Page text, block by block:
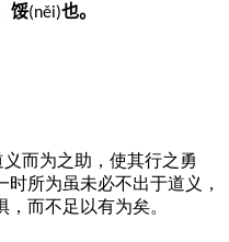
馁(něi)也。
而为之助，使其行之勇
所为虽未必不出于道义，
而不足以有为矣。